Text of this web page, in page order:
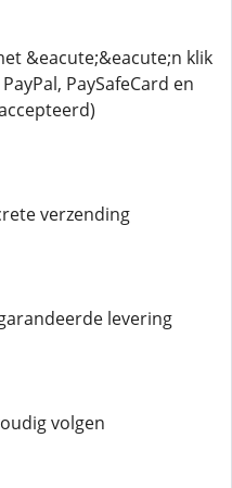
&eacute;&eacute;n klik
PaySafeCard en
verzending
levering
volgen